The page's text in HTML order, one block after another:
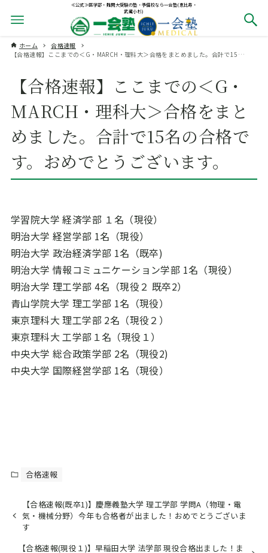
≪公式≫医学部・難関大受験の塾・予備校なら一会塾(恵比寿・
武蔵小杉)
ホーム
合格速報
【合格速報】ここまでの＜G・MARCH・理科大＞合格をまとめました。合計で15名の合格です。おめでとうございます。
【合格速報】ここまでの＜G・
MARCH・理科大＞合格をまと
めました。合計で15名の合格で
す。おめでとうございます。
学習院大学 経済学部 １名（現役）
明治大学 経営学部 1名（現役）
明治大学 政治経済学部 1名（既卒)
明治大学 情報コミュニケーション学部 1名（現役）
明治大学 理工学部 4名（現役２ 既卒2）
青山学院大学 理工学部 1名（現役）
東京理科大 理工学部 2名（現役２）
東京理科大 工学部１名（現役１）
中央大学 総合政策学部 2名（現役2)
中央大学 国際経営学部 1名（現役）
合格速報
【合格速報(既卒1)】慶應義塾大学 理工学部 学問A（物理・電
気・機械分野）今年も合格者が出ました！おめでとうございま
す
【合格速報(現役１)】早稲田大学 法学部 現役合格出ました！ま